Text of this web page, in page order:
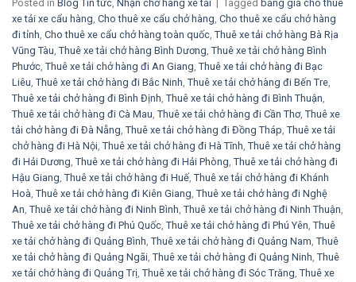
Posted in Blog Tin tức, Nhận chở hàng xe tải | Tagged bảng giá cho thuê
xe tải xe cẩu hàng, Cho thuê xe cẩu chở hàng, Cho thuê xe cẩu chở hàng
đi tỉnh, Cho thuê xe cẩu chở hàng toàn quốc, Thuê xe tải chở hàng Bà Rịa
Vũng Tàu, Thuê xe tải chở hàng Bình Dương, Thuê xe tải chở hàng Bình
Phước, Thuê xe tải chở hàng đi An Giang, Thuê xe tải chở hàng đi Bạc
Liêu, Thuê xe tải chở hàng đi Bắc Ninh, Thuê xe tải chở hàng đi Bến Tre,
Thuê xe tải chở hàng đi Bình Định, Thuê xe tải chở hàng đi Bình Thuận,
Thuê xe tải chở hàng đi Cà Mau, Thuê xe tải chở hàng đi Cần Thơ, Thuê xe
tải chở hàng đi Đà Nẵng, Thuê xe tải chở hàng đi Đồng Tháp, Thuê xe tải
chở hàng đi Hà Nội, Thuê xe tải chở hàng đi Hà Tĩnh, Thuê xe tải chở hàng
đi Hải Dương, Thuê xe tải chở hàng đi Hải Phòng, Thuê xe tải chở hàng đi
Hậu Giang, Thuê xe tải chở hàng đi Huế, Thuê xe tải chở hàng đi Khánh
Hoà, Thuê xe tải chở hàng đi Kiên Giang, Thuê xe tải chở hàng đi Nghệ
An, Thuê xe tải chở hàng đi Ninh Bình, Thuê xe tải chở hàng đi Ninh Thuận,
Thuê xe tải chở hàng đi Phú Quốc, Thuê xe tải chở hàng đi Phú Yên, Thuê
xe tải chở hàng đi Quảng Bình, Thuê xe tải chở hàng đi Quảng Nam, Thuê
xe tải chở hàng đi Quảng Ngãi, Thuê xe tải chở hàng đi Quảng Ninh, Thuê
xe tải chở hàng đi Quảng Trị, Thuê xe tải chở hàng đi Sóc Trăng, Thuê xe